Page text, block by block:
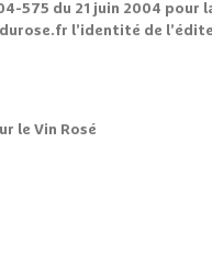
575 du 21 juin 2004 pour
l’identité de
le Vin Rosé